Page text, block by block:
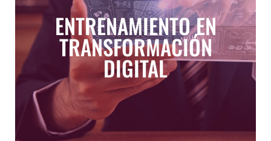
ENTRENAMIENTO EN
TRANSFORMACIÓN
DIGITAL​
digital. Así mismo, se han vuelto reconocidos
términos como ‘big data’, ‘inteligencia de
negocios’, ‘inteligencia artificial’, ‘analítica’, entre
otros, pero son pocos los que han descubierto
cómo utilizarlos para aportar mayor valor a sus
negocios.
VER MAS